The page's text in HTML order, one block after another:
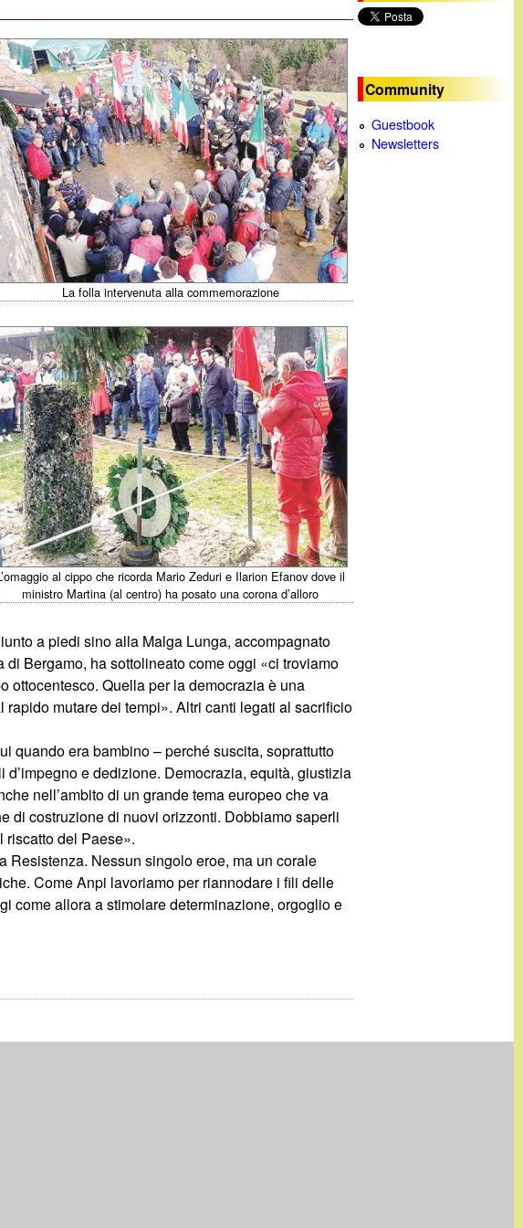
c
a
La folla intervenuta alla commemorazione
al cippo che ricorda Mario Zeduri e Ilarion Efanov dove il
ministro Martina (al centro) ha posato una corona d’alloro
a piedi sino alla Malga Lunga, accompagnato
Bergamo, ha sottolineato come oggi «ci troviamo
ottocentesco. Quella per la democrazia è una
mutare dei tempi». Altri canti legati al sacrificio
quando era bambino – perché suscita, soprattutto
e dedizione. Democrazia, equità, giustizia
nell’ambito di un grande tema europeo che va
di costruzione di nuovi orizzonti. Dobbiamo saperli
del Paese».
Nessun singolo eroe, ma un corale
Come Anpi lavoriamo per riannodare i fili delle
come allora a stimolare determinazione, orgoglio e
Community
Guestbook
Newsletters